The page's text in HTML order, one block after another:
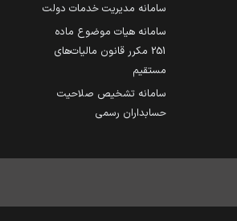
سامانه مدیریت خدمات دولت
سامانه هیات موضوع ماده
251 مکرر قانون مالیات‌های
مستقیم
سامانه تشخیص صلاحیت
حسابداران رسمی